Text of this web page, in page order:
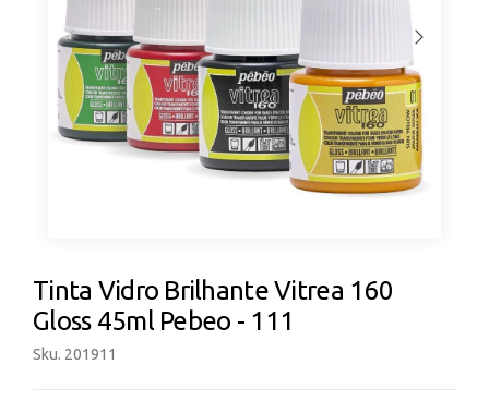
Tinta Vidro Brilhante Vitrea 160
Gloss 45ml Pebeo - 111
Sku. 201911